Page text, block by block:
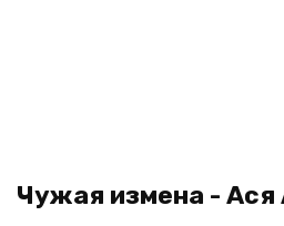
Чужая измена - Ася